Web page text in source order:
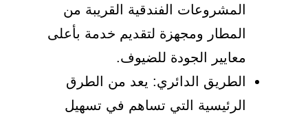
المشروعات الفندقية القريبة من
المطار ومجهزة لتقديم خدمة بأعلى
معايير الجودة للضيوف.
الطريق الدائري: يعد من الطرق
الرئيسية التي تساهم في تسهيل